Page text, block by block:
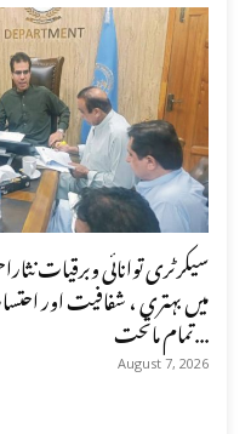
سیکرٹری توانائی وبرقیات
میں بہتری ، شفافیت اور
تمام ماتحت...
August 7, 2026